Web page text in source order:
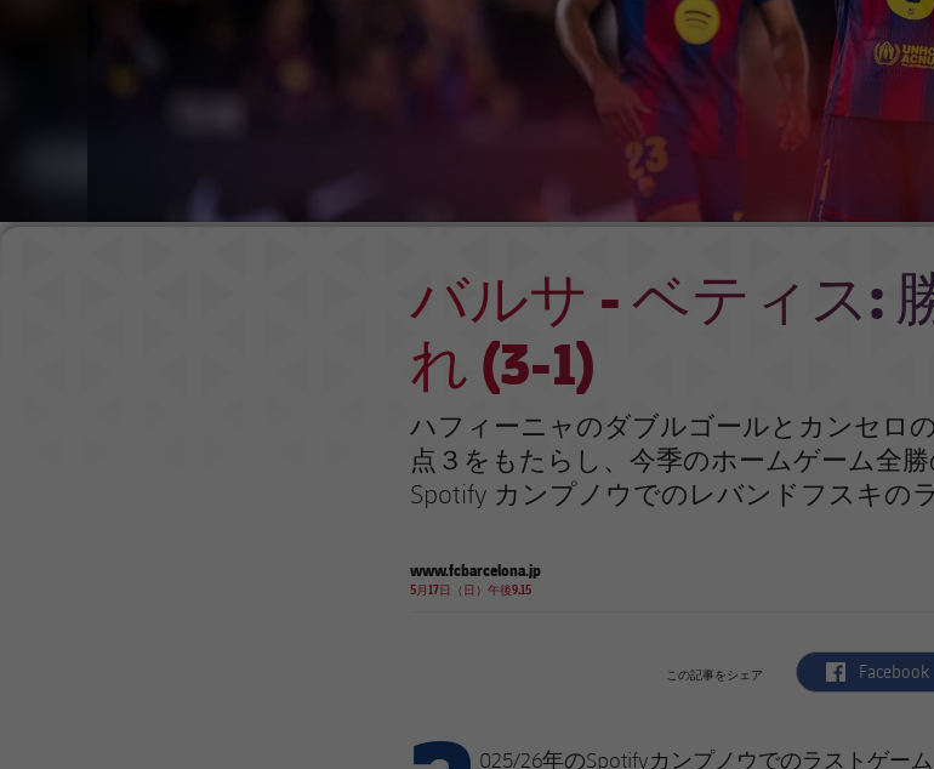
バルサ - ベティス:
れ (3-1)
ハフィーニャのダブルゴールとカンセロ
点３をもたらし、今季のホームゲーム全勝
Spotify カンプノウでのレバンドフスキの
www.fcbarcelona.jp
5月17日（日）午後9.15
この記事をシェア Facebook
025/26年のSpotifyカンプノウでのラストゲー